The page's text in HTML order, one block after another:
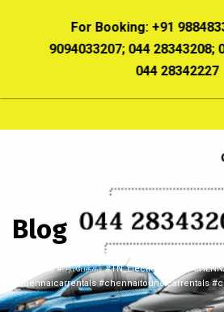
Blog
March
#அண்ணல் #அம்பேத்கர் #TN_Election_2021
#chennaicarrentals #chennaitouristcarrentals
For Booking: +91
9094033207; 044 28343208;
044 28342227